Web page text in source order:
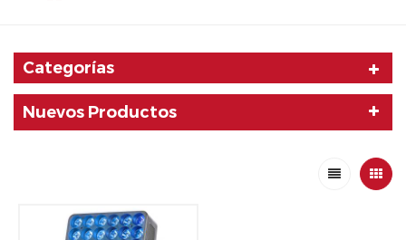
Categorías
Nuevos Productos